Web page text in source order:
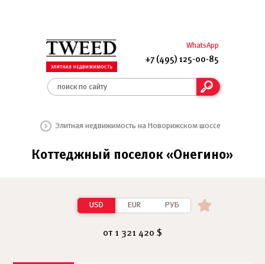
WhatsApp
+7 (495) 125-00-85
Элитная недвижимость на Новорижском шоссе
Коттеджный поселок «Онегино»
USD EUR РУБ
от 1 321 420 $